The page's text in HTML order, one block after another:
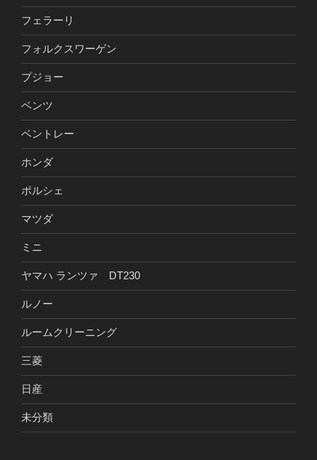
フェラーリ
フォルクスワーゲン
プジョー
ベンツ
ベントレー
ホンダ
ポルシェ
マツダ
ミニ
ヤマハ ランツァ DT230
ルノー
ルームクリーニング
三菱
日産
未分類